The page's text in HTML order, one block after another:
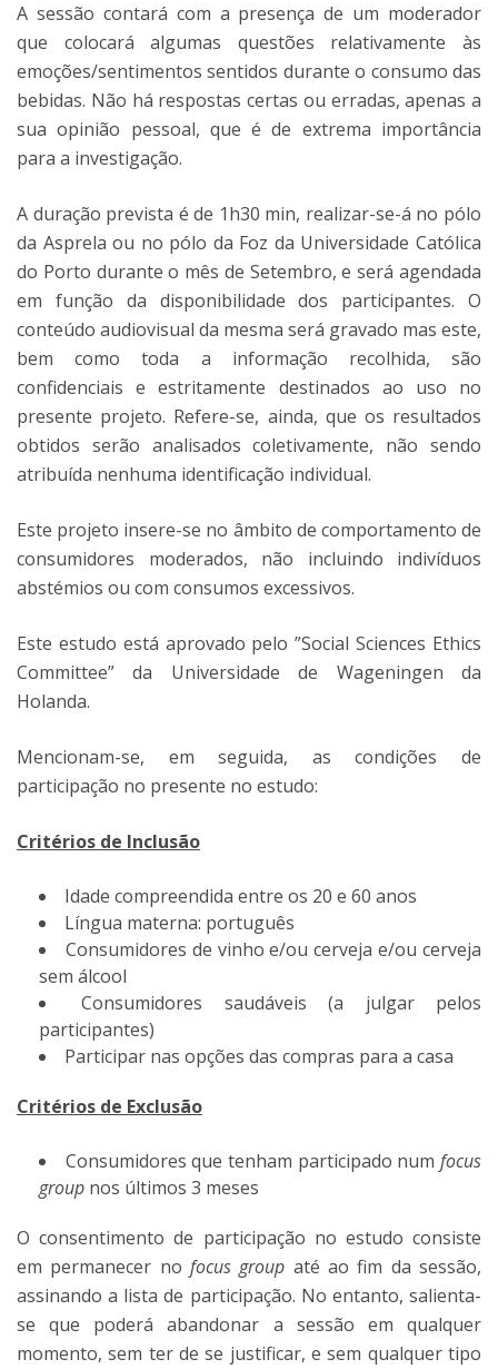
A sessão contará com a presença de um moderador
que colocará algumas questões relativamente às
emoções/sentimentos sentidos durante o consumo das
bebidas. Não há respostas certas ou erradas, apenas a
sua opinião pessoal, que é de extrema importância
para a investigação.
A duração prevista é de 1h30 min, realizar-se-á no pólo
da Asprela ou no pólo da Foz da Universidade Católica
do Porto durante o mês de Setembro, e será agendada
em função da disponibilidade dos participantes. O
conteúdo audiovisual da mesma será gravado mas este,
bem como toda a informação recolhida, são
confidenciais e estritamente destinados ao uso no
presente projeto. Refere-se, ainda, que os resultados
obtidos serão analisados coletivamente, não sendo
atribuída nenhuma identificação individual.
Este projeto insere-se no âmbito de comportamento de
consumidores moderados, não incluindo indivíduos
abstémios ou com consumos excessivos.
Este estudo está aprovado pelo ”Social Sciences Ethics
Committee” da Universidade de Wageningen da
Holanda.
Mencionam-se, em seguida, as condições de
participação no presente no estudo:
Critérios de Inclusão
Idade compreendida entre os 20 e 60 anos
Língua materna: português
Consumidores de vinho e/ou cerveja e/ou cerveja
sem álcool
Consumidores saudáveis (a julgar pelos
participantes)
Participar nas opções das compras para a casa
Critérios de Exclusão
Consumidores que tenham participado numfocus
group nos últimos 3 meses
O consentimento de participação no estudo consiste
em permanecer no focus group até ao fim da sessão,
assinando a lista de participação. No entanto, salienta-
se que poderá abandonar a sessão em qualquer
momento, sem ter de se justificar, e sem qualquer tipo